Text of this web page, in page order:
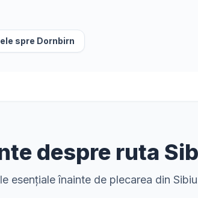
spre Dornbirn
despre ruta
esențiale înainte de plecarea din